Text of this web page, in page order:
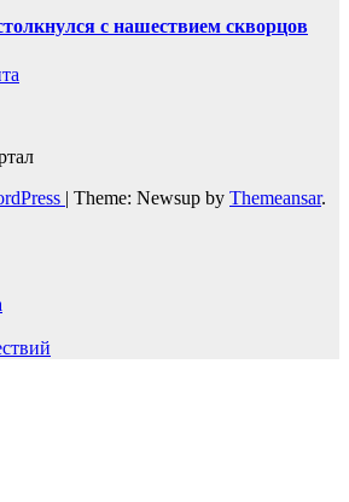
с нашествием скворцов
| Theme: Newsup by Themeansar.